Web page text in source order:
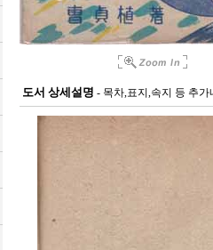
도서 상세설명 - 목차,표지,속지 등 추가